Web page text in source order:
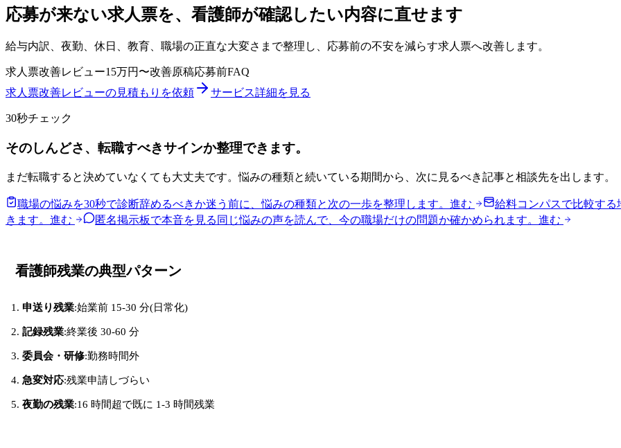
応募が来ない求人票を、看護師が確認したい内容に直せます
給与内訳、夜勤、休日、教育、職場の正直な大変さまで整理し、応募前の不安を減らす求人票へ改善します。
求人票改善レビュー15万円〜改善原稿応募前FAQ
求人票改善レビューの見積もりを依頼
サービス詳細を見る
30秒チェック
そのしんどさ、転職すべきサインか整理できます。
まだ転職すると決めていなくても大丈夫です。悩みの種類と続いている期間から、次に見るべき記事と相談先を出します。
職場の悩みを30秒で診断辞めるべきか迷う前に、悩みの種類と次の一歩を整理します。 進む 給料コンパスで比較する
きます。 進む 匿名掲示板で本音を見る 同じ悩みの声を読んで、今の職場だけの問題か確かめられます。 進む
看護師残業の典型パターン
申送り残業:始業前 15-30 分(日常化)
記録残業:終業後 30-60 分
委員会・研修:勤務時間外
急変対応:残業申請しづらい
夜勤の残業:16 時間超で既に 1-3 時間残業